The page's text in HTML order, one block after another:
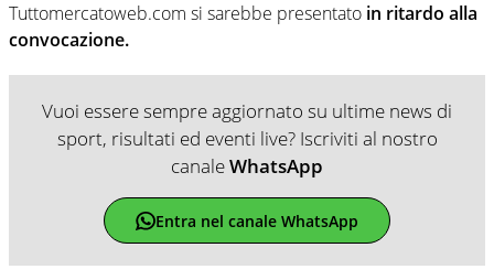
Tuttomercatoweb.com si sarebbe presentato in ritardo alla
convocazione.
Vuoi essere sempre aggiornato su ultime news di
sport, risultati ed eventi live? Iscriviti al nostro
canaleWhatsApp
Entra nel canale WhatsApp